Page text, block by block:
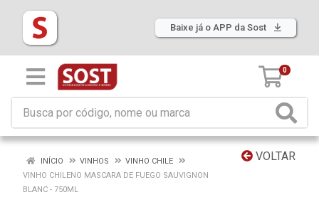
Baixe já o APP da Sost
0
VOLTAR
INÍCIO VINHOS
VINHO CHILE
VINHO CHILENO MASCARA DE FUEGO SAUVIGNON
BLANC - 750ML